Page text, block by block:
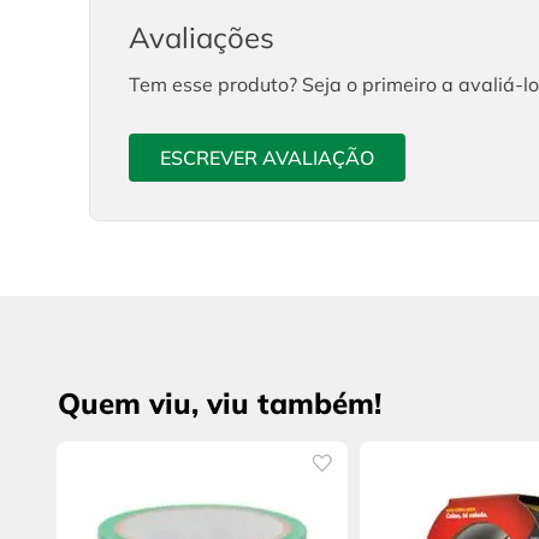
Avaliações
Tem esse produto? Seja o primeiro a avaliá-
ESCREVER AVALIAÇÃO
Quem viu, viu também!